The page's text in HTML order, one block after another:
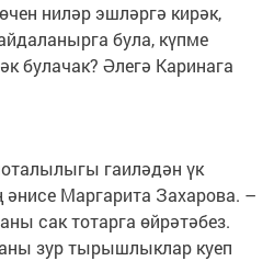
ниләр эшләргә кирәк,
була, күпме
булачак? Әлегә Каринага
гаиләдән үк
Маргарита Захарова. –
сак тотарга өйрәтәбез.
зур тырышлыклар куеп